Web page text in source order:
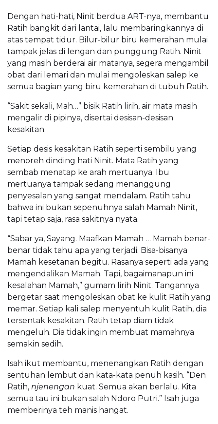
Dengan hati-hati, Ninit berdua ART-nya, membantu
Ratih bangkit dari lantai, lalu membaringkannya di
atas tempat tidur. Bilur-bilur biru kemerahan mulai
tampak jelas di lengan dan punggung Ratih. Ninit
yang masih berderai air matanya, segera mengambil
obat dari lemari dan mulai mengoleskan salep ke
semua bagian yang biru kemerahan di tubuh Ratih.
“Sakit sekali, Mah…” bisik Ratih lirih, air mata masih
mengalir di pipinya, disertai desisan-desisan
kesakitan.
Setiap desis kesakitan Ratih seperti sembilu yang
menoreh dinding hati Ninit. Mata Ratih yang
sembab menatap ke arah mertuanya. Ibu
mertuanya tampak sedang menanggung
penyesalan yang sangat mendalam. Ratih tahu
bahwa ini bukan sepenuhnya salah Mamah Ninit,
tapi tetap saja, rasa sakitnya nyata.
“Sabar ya, Sayang. Maafkan Mamah … Mamah benar-
benar tidak tahu apa yang terjadi. Bisa-bisanya
Mamah kesetanan begitu. Rasanya seperti ada yang
mengendalikan Mamah. Tapi, bagaimanapun ini
kesalahan Mamah,” gumam lirih Ninit. Tangannya
bergetar saat mengoleskan obat ke kulit Ratih yang
memar. Setiap kali salep menyentuh kulit Ratih, dia
tersentak kesakitan. Ratih tetap diam tidak
mengeluh. Dia tidak ingin membuat mamahnya
semakin sedih.
Isah ikut membantu, menenangkan Ratih dengan
sentuhan lembut dan kata-kata penuh kasih. “Den
Ratih, njenengan kuat. Semua akan berlalu. Kita
semua tau ini bukan salah Ndoro Putri.” Isah juga
memberinya teh manis hangat.